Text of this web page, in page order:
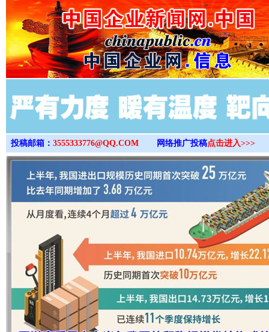
>
投稿邮箱： 3555333776@QQ.COM 网络推广投稿点击进入>>>
完善运行机制助力责任有效落实 一纸欠
东山县通报“牛蛙产品抗生素超标问题” 法